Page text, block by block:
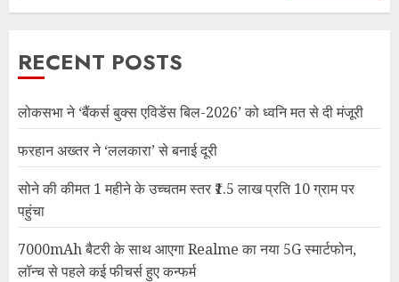
RECENT POSTS
लोकसभा ने ‘बैंकर्स बुक्स एविडेंस बिल-2026’ को ध्वनि मत से दी मंजूरी
फरहान अख्तर ने ‘ललकारा’ से बनाई दूरी
सोने की कीमत 1 महीने के उच्चतम स्तर ₹1.5 लाख प्रति 10 ग्राम पर
पहुंचा
7000mAh बैटरी के साथ आएगा Realme का नया 5G स्मार्टफोन,
लॉन्च से पहले कई फीचर्स हुए कन्फर्म